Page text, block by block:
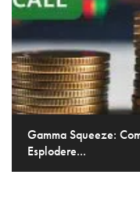
Gamma Squeeze:
Esplodere...